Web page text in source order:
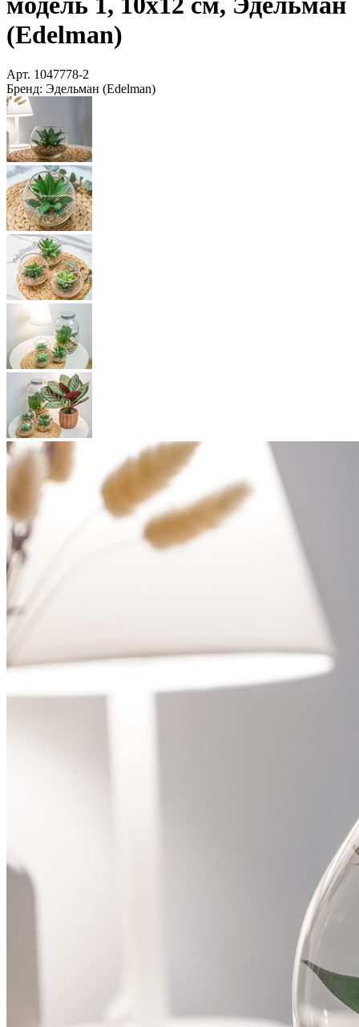
(Edelman)
Арт. 1047778-2
Бренд: Эдельман (Edelman)